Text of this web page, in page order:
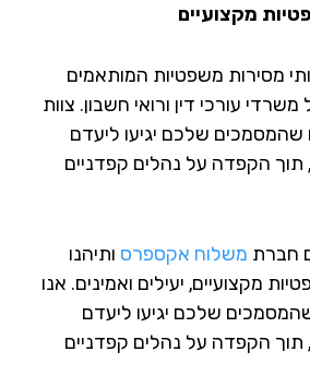
מקצועיים
משפטיות המותאמים
עורכי דין ורואי חשבון. צוות
שלכם יגיעו ליעדם
הקפדה על נהלים קפדניים
משלוח אקספרסותיהנו
יעילים ואמינים. אנו
שלכם יגיעו ליעדם
הקפדה על נהלים קפדניים